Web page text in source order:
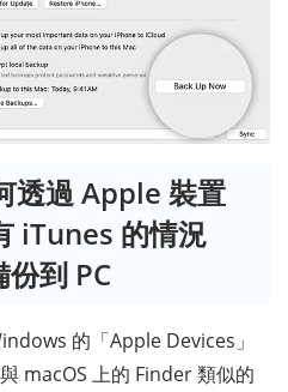
透過 Apple 裝置
iTunes 的情況
到 PC
的「Apple Devices」
macOS 上的 Finder 類似的